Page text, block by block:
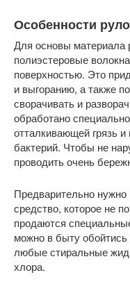
Особенности
Для основы материала
полиэстеровые
поверхностью. Это
и выгоранию, а также
сворачивать и
обработано
отталкивающей грязь
бактерий. Чтобы не
проводить очень
Предварительно
средство, которое не
продаются
можно в быту
любые стиральные
хлора.